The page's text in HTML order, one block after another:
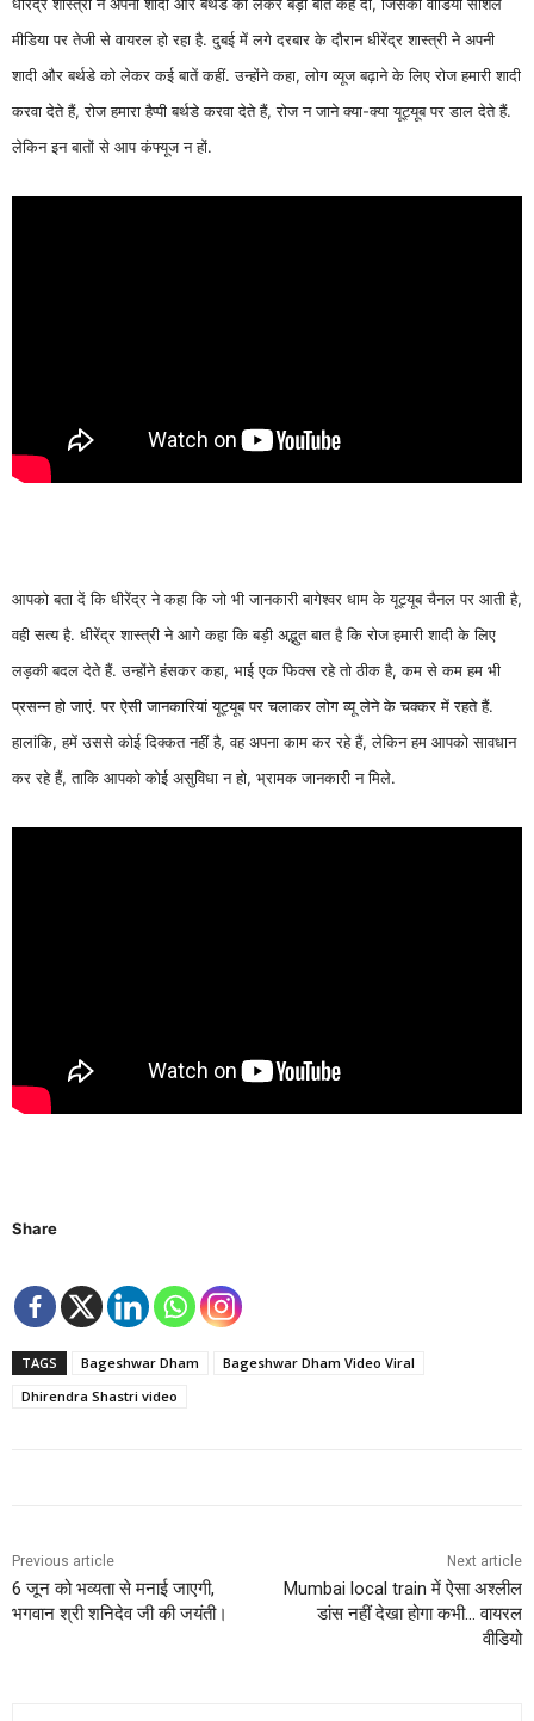
मीडिया पर तेजी से वायरल हो रहा है. दुबई में लगे दरबार के दौरान धीरेंद्र शास्त्री ने अपनी
शादी और बर्थडे को लेकर कई बातें कहीं. उन्होंने कहा, लोग व्यूज बढ़ाने के लिए रोज हमारी शादी
करवा देते हैं, रोज हमारा हैप्पी बर्थडे करवा देते हैं, रोज न जाने क्या-क्या यूट्यूब पर डाल देते हैं.
लेकिन इन बातों से आप कंफ्यूज न हों.
आपको बता दें कि धीरेंद्र ने कहा कि जो भी जानकारी बागेश्वर धाम के यूट्यूब चैनल पर आती है,
वही सत्य है. धीरेंद्र शास्त्री ने आगे कहा कि बड़ी अद्भुत बात है कि रोज हमारी शादी के लिए
लड़की बदल देते हैं. उन्होंने हंसकर कहा, भाई एक फिक्स रहे तो ठीक है, कम से कम हम भी
प्रसन्न हो जाएं. पर ऐसी जानकारियां यूट्यूब पर चलाकर लोग व्यू लेने के चक्कर में रहते हैं.
हालांकि, हमें उससे कोई दिक्कत नहीं है, वह अपना काम कर रहे हैं, लेकिन हम आपको सावधान
कर रहे हैं, ताकि आपको कोई असुविधा न हो, भ्रामक जानकारी न मिले.
Share
TAGS Bageshwar Dham
Bageshwar Dham Video Viral
Dhirendra Shastri video
Previous article
6 जून को भव्यता से मनाई जाएगी,
भगवान श्री शनिदेव जी की जयंती।
Next article
Mumbai local train में ऐसा अश्लील
डांस नहीं देखा होगा कभी… वायरल
वीडियो